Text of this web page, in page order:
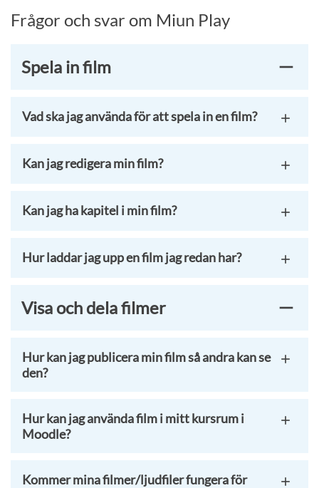
Frågor och svar om Miun Play
Spela in film
Vad ska jag använda för att spela in en film?
Kan jag redigera min film?
Kan jag ha kapitel i min film?
Hur laddar jag upp en film jag redan har?
Visa och dela filmer
Hur kan jag publicera min film så andra kan se
den?
Hur kan jag använda film i mitt kursrum i
Moodle?
Kommer mina filmer/ljudfiler fungera för